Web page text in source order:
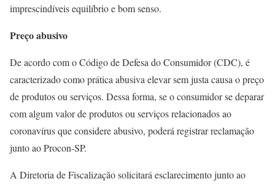
imprescindíveis equilíbrio e bom senso.
Preço abusivo
De acordo com o Código de Defesa do Consumidor (CDC), é
caracterizado como prática abusiva elevar sem justa causa o preço
de produtos ou serviços. Dessa forma, se o consumidor se deparar
com algum valor de produtos ou serviços relacionados ao
coronavírus que considere abusivo, poderá registrar reclamação
junto ao Procon-SP.
A Diretoria de Fiscalização solicitará esclarecimento junto ao